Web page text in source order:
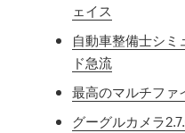
ェイス
自動車整備士シミ
ド急流
最高のマルチファ
グーグルカメラ